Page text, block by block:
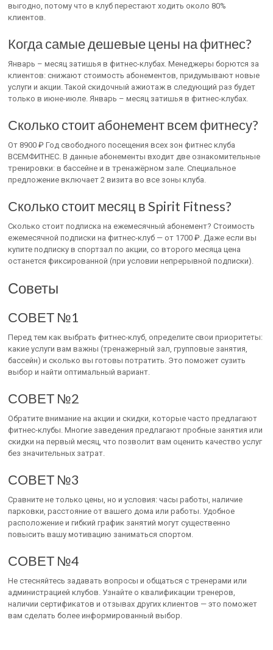
выгодно, потому что в клуб перестают ходить около 80%
клиентов.
Когда самые дешевые цены на фитнес?
Январь – месяц затишья в фитнес-клубах. Менеджеры борются за
клиентов: снижают стоимость абонементов, придумывают новые
услуги и акции. Такой скидочный ажиотаж в следующий раз будет
только в июне-июле. Январь – месяц затишья в фитнес-клубах.
Сколько стоит абонемент всем фитнесу?
От 8900 ₽ Год свободного посещения всех зон фитнес клуба
ВСЕМФИТНЕС. В данные абонементы входит две ознакомительные
тренировки: в бассейне и в тренажёрном зале. Специальное
предложение включает 2 визита во все зоны клуба.
Сколько стоит месяц в Spirit Fitness?
Сколько стоит подписка на ежемесячный абонемент? Стоимость
ежемесячной подписки на фитнес-клуб — от 1700 ₽. Даже если вы
купите подписку в спортзал по акции, со второго месяца цена
останется фиксированной (при условии непрерывной подписки).
Советы
СОВЕТ №1
Перед тем как выбрать фитнес-клуб, определите свои приоритеты:
какие услуги вам важны (тренажерный зал, групповые занятия,
бассейн) и сколько вы готовы потратить. Это поможет сузить
выбор и найти оптимальный вариант.
СОВЕТ №2
Обратите внимание на акции и скидки, которые часто предлагают
фитнес-клубы. Многие заведения предлагают пробные занятия или
скидки на первый месяц, что позволит вам оценить качество услуг
без значительных затрат.
СОВЕТ №3
Сравните не только цены, но и условия: часы работы, наличие
парковки, расстояние от вашего дома или работы. Удобное
расположение и гибкий график занятий могут существенно
повысить вашу мотивацию заниматься спортом.
СОВЕТ №4
Не стесняйтесь задавать вопросы и общаться с тренерами или
администрацией клубов. Узнайте о квалификации тренеров,
наличии сертификатов и отзывах других клиентов — это поможет
вам сделать более информированный выбор.